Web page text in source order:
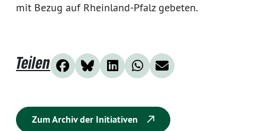
mit Bezug auf Rheinland-Pfalz gebeten.
Teilen
Zum Archiv der Initiativen